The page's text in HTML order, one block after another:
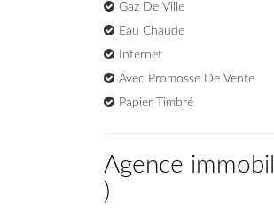
Gaz De Ville
Eau Chaude
Internet
Avec Promosse De Vente
Papier Timbré
Agence
)